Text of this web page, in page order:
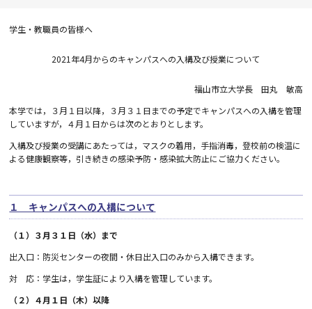
学生・教職員の皆様へ
2021年4月からのキャンパスへの入構及び授業について
福山市立大学長 田丸 敏高
本学では，３月１日以降，３月３１日までの予定でキャンパスへの入構を管理
していますが，４月１日からは次のとおりとします。
入構及び授業の受講にあたっては，マスクの着用，手指消毒，登校前の検温に
よる健康観察等，引き続きの感染予防・感染拡大防止にご協力ください。
１ キャンパスへの入構について
（１）３月３１日（水）まで
出入口：防災センターの夜間・休日出入口のみから入構できます。
対 応：学生は，学生証により入構を管理しています。
（２）４月１日（木）以降